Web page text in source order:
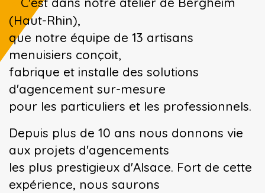
(Haut-Rhin),
que notre équipe de 13 artisans
menuisiers conçoit,
fabrique et installe des solutions
d'agencement sur-mesure
pour les particuliers et les professionnels.
Depuis plus de 10 ans nous donnons vie
aux projets d'agencements
les plus prestigieux d'Alsace. Fort de cette
expérience, nous saurons